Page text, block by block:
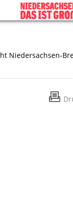
Niedersachsen-